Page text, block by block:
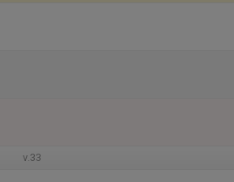
v.33